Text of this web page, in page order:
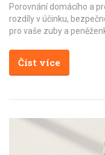
Porovnání domácího a
rozdíly v účinku,
pro vaše zuby a
Číst více